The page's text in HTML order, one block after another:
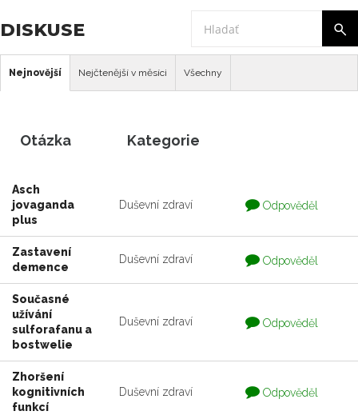
DISKUSE
Nejnovější Nejčtenější v měsíci Všechny
Otázka Kategorie
Asch
jovaganda
plus
Duševní zdraví
Otázka
je
Odpověděl
Zastavení
demence
Duševní zdraví
Otázka
je
zodpovedaná
Odpověděl
Současné
užívání
sulforafanu a
bostwelie
Duševní zdraví
Otázka
je
Odpověděl
Zhoršení
kognitivních
funkcí
Duševní zdraví
Otázka
je
Odpověděl